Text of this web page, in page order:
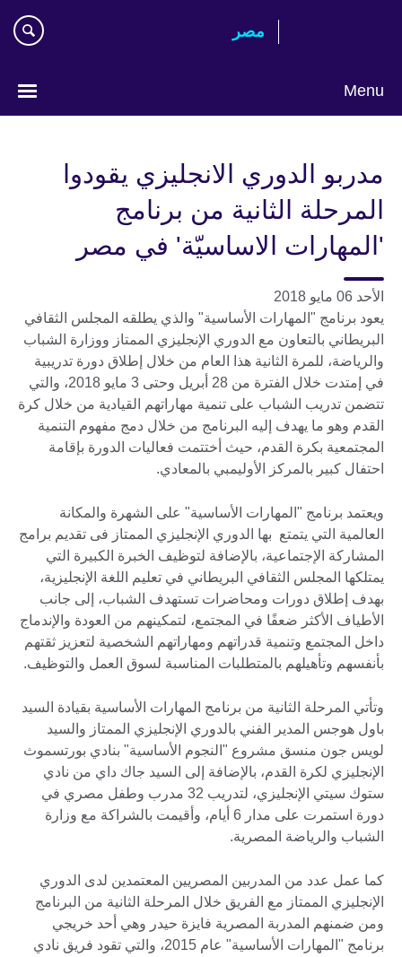
مصر‎
Menu
مدربو الدوري الانجليزي يقودوا
المرحلة الثانية من برنامج
'المهارات الاساسيّة' في مصر
الأحد 06 مايو 2018
يعود برنامج "المهارات الأساسية" والذي يطلقه المجلس الثقافي
البريطاني بالتعاون مع الدوري الإنجليزي الممتاز ووزارة الشباب
والرياضة، للمرة الثانية هذا العام من خلال إطلاق دورة تدريبية
في إمتدت خلال الفترة من 28 أبريل وحتى 3 مايو 2018، والتي
تتضمن تدريب الشباب على تنمية مهاراتهم القيادية من خلال كرة
القدم وهو ما يهدف إليه البرنامج من خلال دمج مفهوم التنمية
المجتمعية بكرة القدم، حيث أختتمت فعاليات الدورة بإقامة
احتفال كبير بالمركز الأوليمبي بالمعادي.
ويعتمد برنامج "المهارات الأساسية" على الشهرة والمكانة
العالمية التي يتمتع بها الدوري الإنجليزي الممتاز فى تقديم برامج
المشاركة الإجتماعية، بالإضافة لتوظيف الخبرة الكبيرة التي
يمتلكها المجلس الثقافي البريطاني في تعليم اللغة الإنجليزية،
بهدف إطلاق دورات ومحاضرات تستهدف الشباب، إلى جانب
الأطياف الأكثر ضعفًا في المجتمع، لتمكينهم من العودة والإندماج
داخل المجتمع وتنمية قدراتهم ومهاراتهم الشخصية لتعزيز ثقتهم
بأنفسهم وتأهيلهم بالمتطلبات المناسبة لسوق العمل والتوظيف.
وتأتي المرحلة الثانية من برنامج المهارات الأساسية بقيادة السيد
باول هوجس المدير الفني بالدوري الإنجليزي الممتاز والسيد
لويس جون منسق مشروع "النجوم الأساسية" بنادي بورتسموث
الإنجليزي لكرة القدم، بالإضافة إلى السيد جاك داي من نادي
ستوك سيتي الإنجليزي، لتدريب 32 مدرب وطفل مصري في
دورة استمرت على مدار 6 أيام، وأقيمت بالشراكة مع وزارة
الشباب والرياضة المصرية.
كما عمل عدد من المدربين المصريين المعتمدين لدى الدوري
الإنجليزي الممتاز مع الفريق خلال المرحلة الثانية من البرنامج
ومن ضمنهم المدربة المصرية فايزة حيدر وهي أحد خريجي
برنامج "المهارات الأساسية" عام 2015، والتي تقود فريق نادي